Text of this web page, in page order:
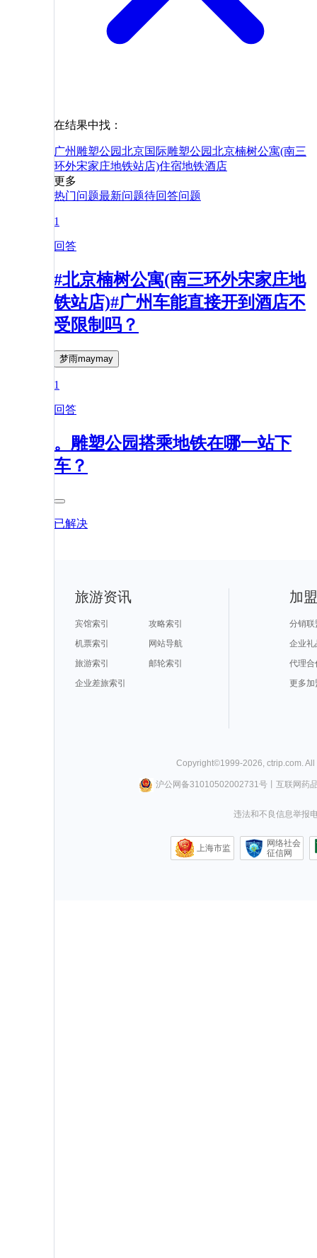
在结果中找：
广州雕塑公园北京国际雕塑公园北京楠树公寓(南三
环外宋家庄地铁站店)住宿地铁酒店
更多
热门问题最新问题待回答问题
1
回答
#北京楠树公寓(南三环外宋家庄地
铁站店)#广州车能直接开到酒店不
受限制吗？
梦雨maymay
1
回答
。雕塑公园搭乘地铁在哪一站下
车？
已解决
旅游资讯
宾馆索引
攻略索引
机票索引
网站导航
旅游索引
邮轮索引
企业差旅索引
加
分销联
企业礼
代理合
更多加
Copyright©1999-2026 ctrip.com .
沪公网备31010502002731号丨 互联网药
违法和不良信息举报
上海市监
网络社会
征信网